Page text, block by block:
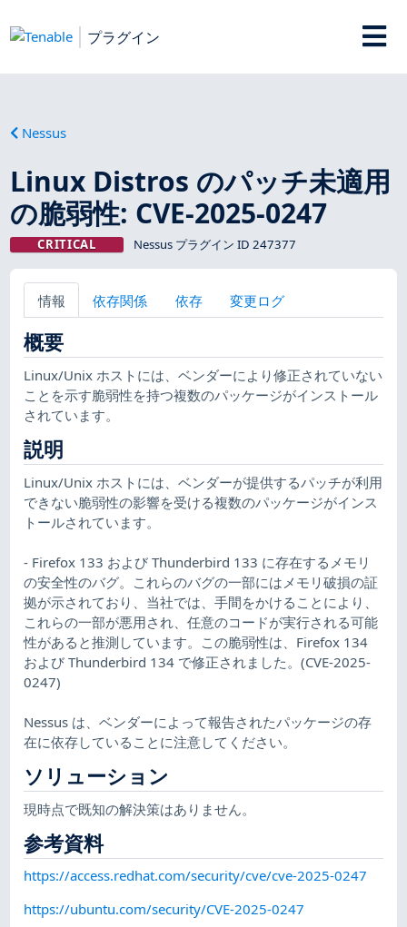
プラグイン
Nessus
Linux Distros のパッチ未適用
の脆弱性: CVE-2025-0247
CRITICAL Nessus プラグイン ID 247377
情報 依存関係 依存 変更ログ
概要
Linux/Unix ホストには、ベンダーにより修正されていない
ことを示す脆弱性を持つ複数のパッケージがインストール
されています。
説明
Linux/Unix ホストには、ベンダーが提供するパッチが利用
できない脆弱性の影響を受ける複数のパッケージがインス
トールされています。
- Firefox 133 および Thunderbird 133 に存在するメモリ
の安全性のバグ。これらのバグの一部にはメモリ破損の証
拠が示されており、当社では、手間をかけることにより、
これらの一部が悪用され、任意のコードが実行される可能
性があると推測しています。この脆弱性は、Firefox 134
および Thunderbird 134 で修正されました。(CVE-2025-
0247)
Nessus は、ベンダーによって報告されたパッケージの存
在に依存していることに注意してください。
ソリューション
現時点で既知の解決策はありません。
参考資料
https://access.redhat.com/security/cve/cve-2025-0247
https://ubuntu.com/security/CVE-2025-0247